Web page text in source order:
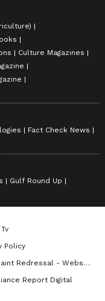
Culture Magazines
Fact Check News
Gulf Round Up
Policy
Redressal - Website
Report Digital